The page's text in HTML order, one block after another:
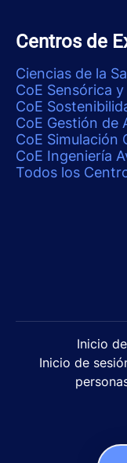
Centros de
Ciencias de la
CoE Sensórica
CoE
CoE Gestión de
CoE Simulación
CoE Ingeniería
Todos los
Inicio
Inicio de